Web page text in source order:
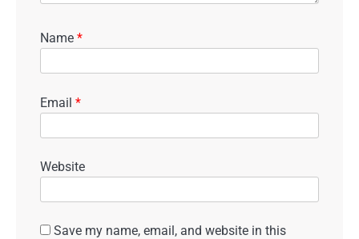
Name *
Email *
Website
Save my name, email, and website in this